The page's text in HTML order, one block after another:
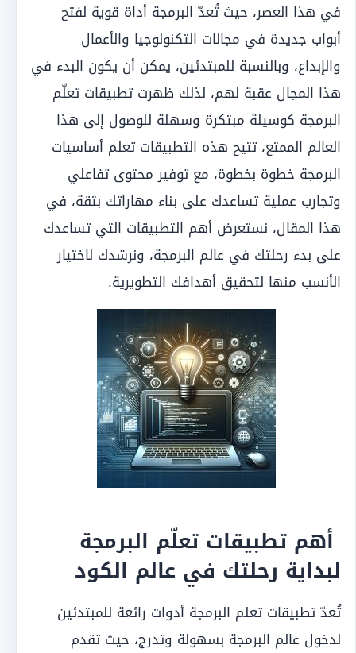
في هذا العصر، حيث تُعدّ البرمجة أداة قوية لفتح
أبواب جديدة في مجالات التكنولوجيا والأعمال
والإبداع، وبالنسبة للمبتدئين، يمكن أن يكون البدء في
هذا المجال عقبة لهم، لذلك ظهرت تطبيقات تعلّم
البرمجة كوسيلة مبتكرة وسهلة للوصول إلى هذا
العالم الممتع، تتيح هذه التطبيقات تعلم أساسيات
البرمجة خطوة بخطوة، مع توفير محتوى تفاعلي
وتجارب عملية تساعدك على بناء مهاراتك بثقة، في
هذا المقال، نستعرض أهم التطبيقات التي تساعدك
على بدء رحلتك في عالم البرمجة، ونرشدك لاختيار
الأنسب منها لتحقيق أهدافك التطويرية.
أهم تطبيقات تعلّم البرمجة
لبداية رحلتك في عالم الكود
تُعدّ تطبيقات تعلم البرمجة أدوات رائعة للمبتدئين
لدخول عالم البرمجة بسهولة وتدرج، حيث تقدم